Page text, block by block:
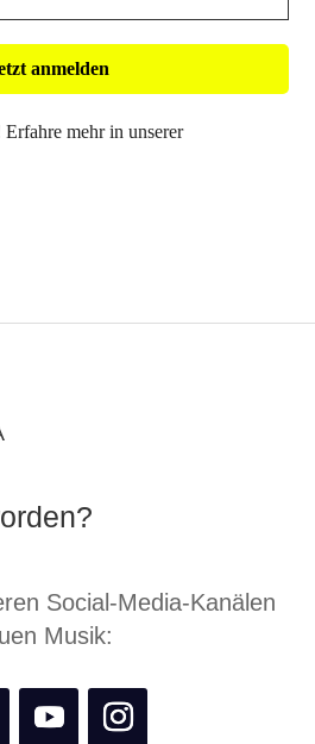
mehr in unserer
Social-Media-Kanälen
Musik: